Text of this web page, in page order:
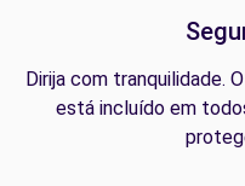
Dirija com tranquilidade.
está incluído em